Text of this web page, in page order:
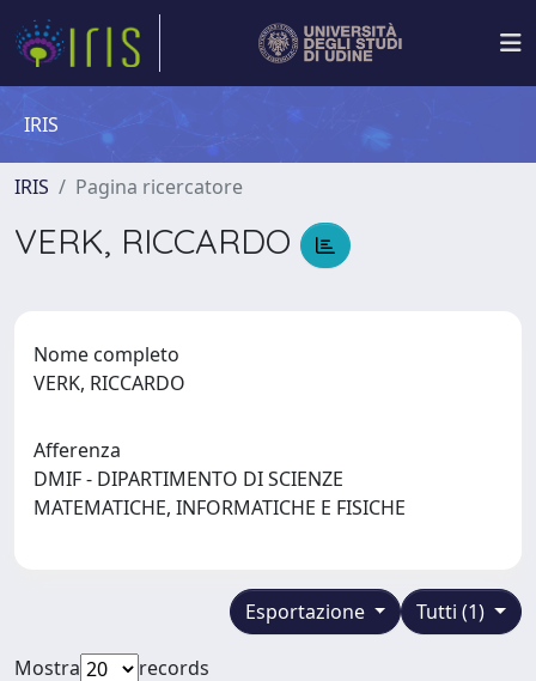
IRIS
IRIS Pagina ricercatore
VERK, RICCARDO
Nome completo
VERK, RICCARDO
Afferenza
DMIF - DIPARTIMENTO DI SCIENZE
MATEMATICHE, INFORMATICHE E FISICHE
Tutti (1)
Esportazione
Mostra
records